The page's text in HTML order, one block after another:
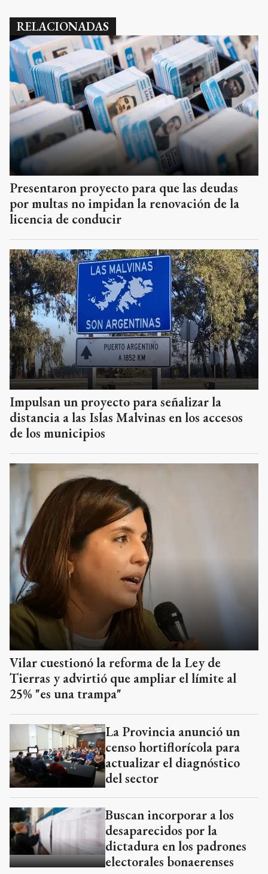
RELACIONADAS
Presentaron proyecto para que las deudas
por multas no impidan la renovación de la
licencia de conducir
Impulsan un proyecto para señalizar la
distancia a las Islas Malvinas en los accesos
de los municipios
Vilar cuestionó la reforma de la Ley de
Tierras y advirtió que ampliar el límite al
25% "es una trampa"
La Provincia anunció un
censo hortiflorícola para
actualizar el diagnóstico
del sector
Buscan incorporar a los
desaparecidos por la
dictadura en los padrones
electorales bonaerenses